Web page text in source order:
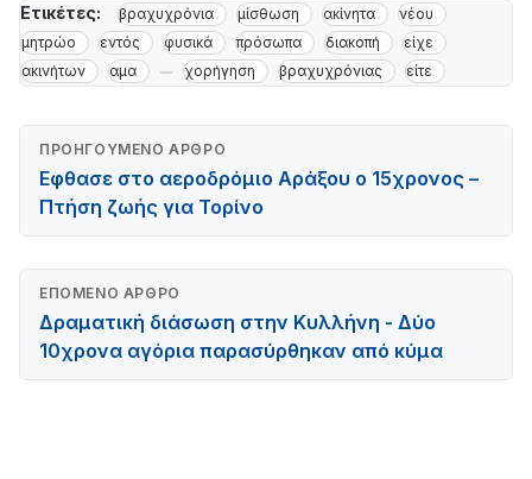
Ετικέτες: βραχυχρόνια μίσθωση ακίνητα
νέου
μητρώο
εντός φυσικά πρόσωπα διακοπή
είχε
ακινήτων
αμα χορήγηση βραχυχρόνιας είτε
ΠΡΟΗΓΟΎΜΕΝΟ ΆΡΘΡΟ
Εφθασε στο αεροδρόμιο Αράξου ο 15χρονος –
Πτήση ζωής για Τορίνο
ΕΠΌΜΕΝΟ ΆΡΘΡΟ
Δραματική διάσωση στην Κυλλήνη - Δύο
10χρονα αγόρια παρασύρθηκαν από κύμα